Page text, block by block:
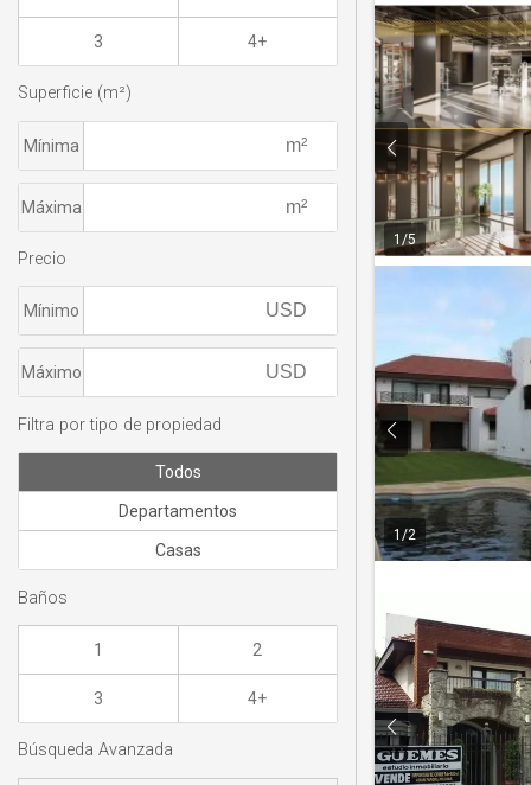
1 /5
1 /2
3 4+
Superficie (m²)
Mínima
Máxima
Precio
Mínimo
Máximo
Filtra por tipo de propiedad
Todos
Departamentos
Casas
Baños
1 2
3 4+
Búsqueda Avanzada